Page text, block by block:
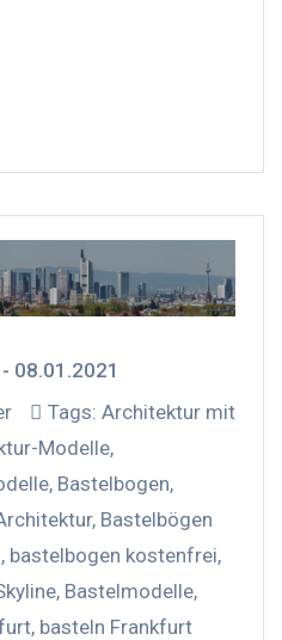
08.01.2021
Tags: Architektur mit
Modelle,
, Bastelbogen,
, Bastelbögen
, bastelbogen kostenfrei,
, Bastelmodelle,
, basteln Frankfurt